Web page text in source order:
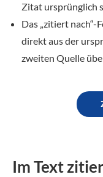
Zitat ursprünglich
Das „zitiert nach“-
direkt aus der
zweiten Quelle
Im Text